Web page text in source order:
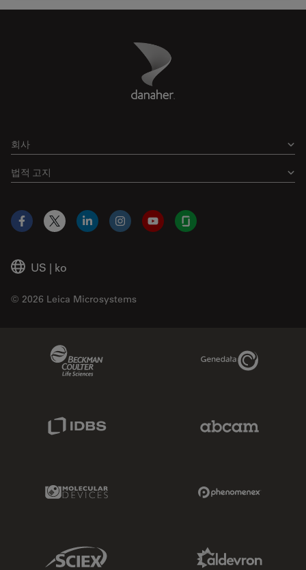
Danaher Logo
회사
법적 고지
US | ko
© 2026 Leica Microsystems
Facebook
X LinkedInInstagramYouTubeGlassdoor
Genedata Link
Molecular Devices Link
Sciex Link